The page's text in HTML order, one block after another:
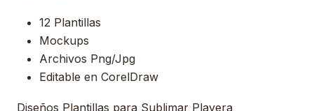
12 Plantillas
Mockups
Archivos Png/Jpg
Editable en CorelDraw
Diseños Plantillas para Sublimar Playera